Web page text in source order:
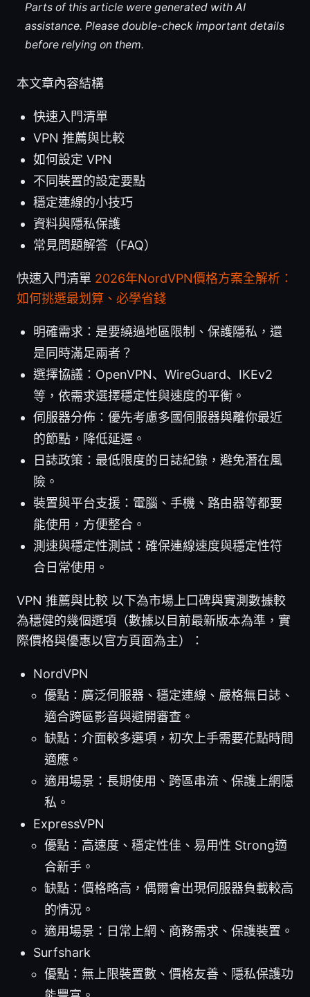
Parts of this article were generated with AI
assistance. Please double-check important details
before relying on them.
本文章內容結構
快速入門清單
VPN 推薦與比較
如何設定 VPN
不同裝置的設定要點
穩定連線的小技巧
資料與隱私保護
常見問題解答（FAQ）
快速入門清單 2026年NordVPN價格方案全解析：
如何挑選最划算、必學省錢
明確需求：是要繞過地區限制、保護隱私，還
是同時滿足兩者？
選擇協議：OpenVPN、WireGuard、IKEv2
等，依需求選擇穩定性與速度的平衡。
伺服器分佈：優先考慮多國伺服器與離你最近
的節點，降低延遲。
日誌政策：最低限度的日誌紀錄，避免潛在風
險。
裝置與平台支援：電腦、手機、路由器等都要
能使用，方便整合。
測速與穩定性測試：確保連線速度與穩定性符
合日常使用。
VPN 推薦與比較 以下為市場上口碑與實測數據較
為穩健的幾個選項（數據以目前最新版本為準，實
際價格與優惠以官方頁面為主）：
NordVPN
優點：廣泛伺服器、穩定連線、嚴格無日誌、
適合跨區影音與避開審查。
缺點：介面較多選項，初次上手需要花點時間
適應。
適用場景：長期使用、跨區串流、保護上網隱
私。
ExpressVPN
優點：高速度、穩定性佳、易用性 Strong適
合新手。
缺點：價格略高，偶爾會出現伺服器負載較高
的情況。
適用場景：日常上網、商務需求、保護裝置。
Surfshark
優點：無上限裝置數、價格友善、隱私保護功